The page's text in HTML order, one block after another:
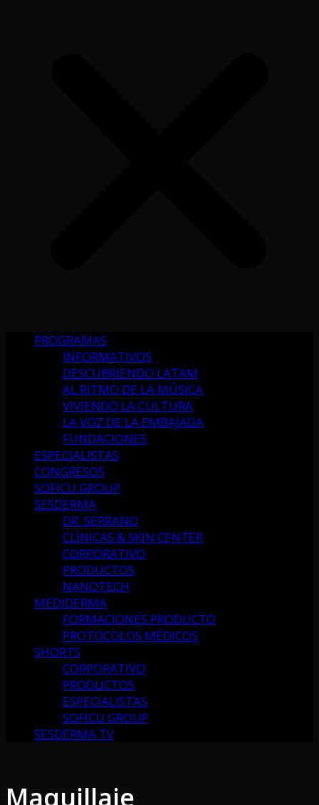
PROGRAMAS
INFORMATIVOS
DESCUBRIENDO LATAM
AL RITMO DE LA MÚSICA
VIVIENDO LA CULTURA
LA VOZ DE LA EMBAJADA
FUNDACIONES
ESPECIALISTAS
CONGRESOS
SOFICU GROUP
SESDERMA
DR. SERRANO
CLÍNICAS & SKIN CENTER
CORPORATIVO
PRODUCTOS
NANOTECH
MEDIDERMA
FORMACIONES PRODUCTO
PROTOCOLOS MÉDICOS
SHORTS
CORPORATIVO
PRODUCTOS
ESPECIALISTAS
SOFICU GROUP
SESDERMA TV
Maquillaje